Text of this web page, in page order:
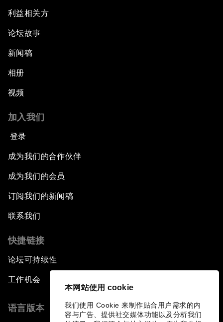
本网站使用 cookie
我们使用 Cookie 来制作贴合用户需求的内
容与广告、提供社交媒体功能以及分析我们
利益相关方
论坛故事
新闻稿
相册
视频
加入我们
登录
成为我们的合作伙伴
成为我们的会员
订阅我们的新闻稿
联系我们
快捷链接
论坛可持续性
工作机会
语言版本